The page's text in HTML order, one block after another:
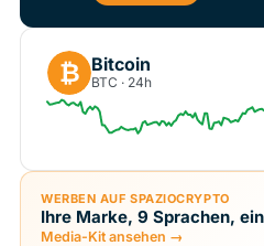
₿ Bitcoin
BTC · 24h
WERBEN AUF SPAZIOCRYPTO
Ihre Marke, 9 Sprachen,
Media-Kit ansehen →